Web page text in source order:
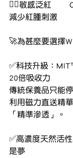
🧖‍♀敏感泛紅	Calm膠囊	緩解皮膚、
減少紅腫刺激
🚀為甚麼要選擇
✅科技升級：
20倍吸收力
傳統保養品只能
利用磁力直送精
「精準滲透」。
✅高濃度天然活
是夢